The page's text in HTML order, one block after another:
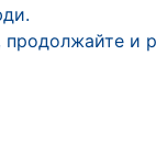
продолжайте и